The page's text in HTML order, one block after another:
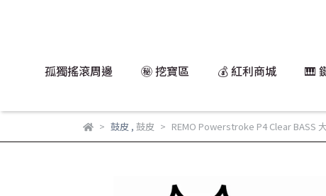
孤獨搖滾周邊 ㊙️ 挖寶區 💰 紅利商城 🎹
鼓皮 , 鼓皮 REMO Powerstroke P4 Clear BASS